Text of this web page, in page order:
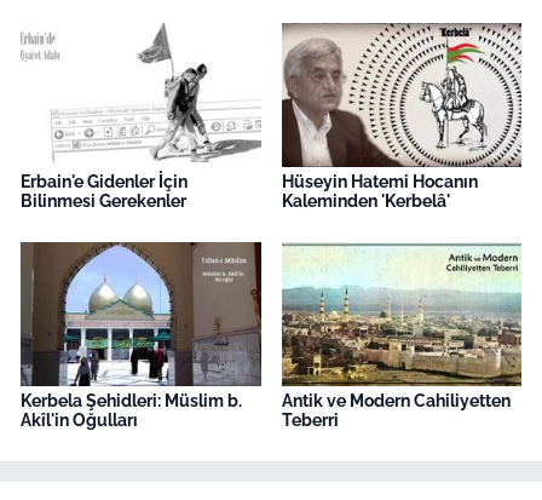
Erbain'e Gidenler İçin
Bilinmesi Gerekenler
Hüseyin Hatemi Hocanın
Kaleminden 'Kerbelâ'
Kerbela Şehidleri: Müslim b.
Akîl'in Oğulları
Antik ve Modern Cahiliyetten
Teberri